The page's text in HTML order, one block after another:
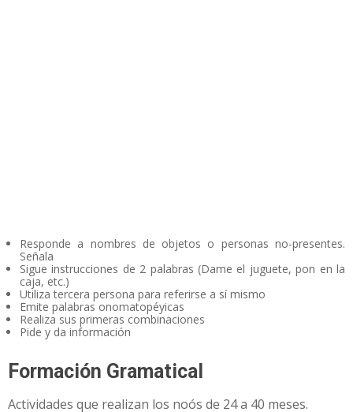
Responde a nombres de objetos o personas no-presentes.
Señala
Sigue instrucciones de 2 palabras (Dame el juguete, pon en la
caja, etc.)
Utiliza tercera persona para referirse a sí mismo
Emite palabras onomatopéyicas
Realiza sus primeras combinaciones
Pide y da información
Formación Gramatical
Actividades que realizan los noós de 24 a 40 meses.